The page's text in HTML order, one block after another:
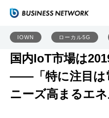
IOWN ローカル5G
国内IoT市場は
――「特に注目は
ニーズ高まるエネ